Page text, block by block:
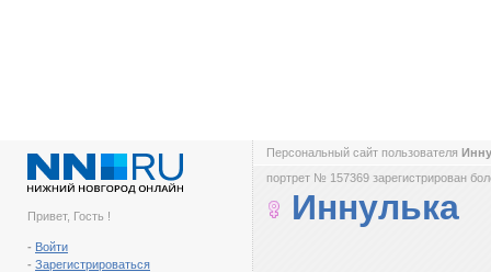
Привет, Гость !
- Войти
- Зарегистрироваться
Персональный сайт пользователя
портрет № 157369 зарегистрирован
Иннулька